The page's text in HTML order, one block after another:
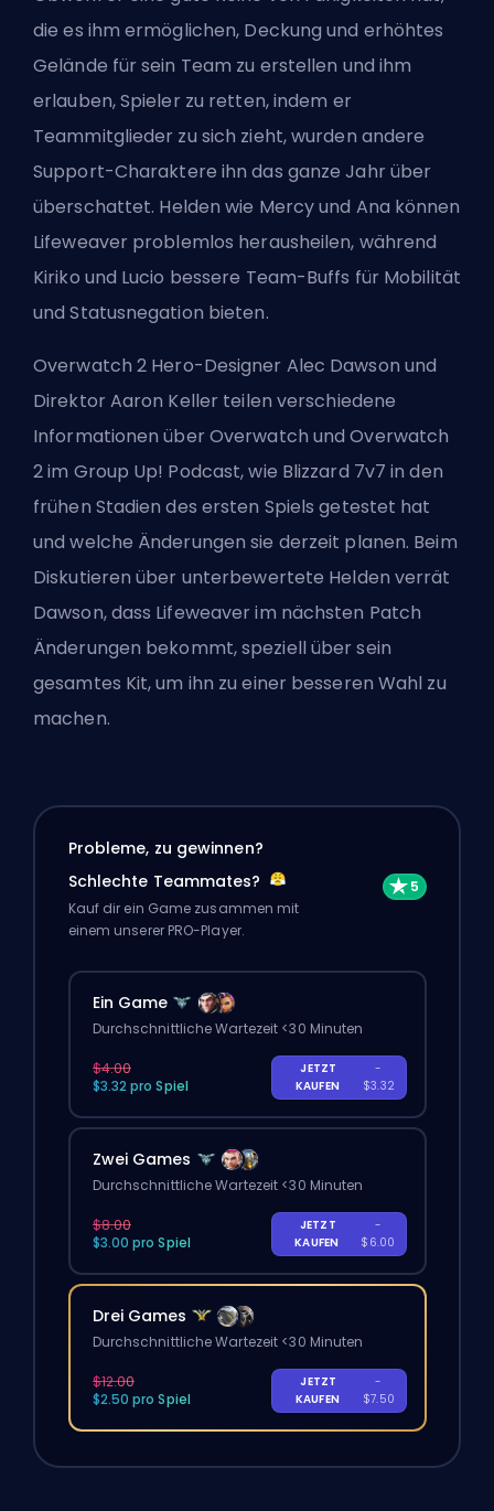
die es ihm ermöglichen, Deckung und erhöhtes
Gelände für sein Team zu erstellen und ihm
erlauben, Spieler zu retten, indem er
Teammitglieder zu sich zieht, wurden andere
Support-Charaktere ihn das ganze Jahr über
überschattet. Heldenwie Mercy und Ana können
Lifeweaver problemlos herausheilen, während
Kiriko und Lucio bessere Team-Buffs für Mobilität
und Statusnegation bieten.
Overwatch 2 Hero-Designer Alec Dawson und
Direktor Aaron Keller teilen verschiedene
Informationen über Overwatch und Overwatch
2 im Group Up! Podcast, wie Blizzard 7v7 in den
frühen Stadien des ersten Spiels getestet hat
und welche Änderungen sie derzeit planen. Beim
Diskutieren über unterbewertete Helden verrät
Dawson, dass Lifeweaver im nächsten Patch
Änderungen bekommt, speziell über sein
gesamtes Kit, um ihn zu einer besseren Wahl zu
machen.
Probleme, zu gewinnen?
Schlechte Teammates?
Kauf dir ein Game zusammen mit
einem unserer PRO-Player.
Ein Game
Durchschnittliche Wartezeit <30 Minuten
$4.00
$3.32 pro Spiel
JETZT
KAUFEN
-
$3.32
Zwei Games
Durchschnittliche Wartezeit <30 Minuten
$8.00
$3.00 pro Spiel
JETZT
KAUFEN
-
$6.00
Drei Games
Durchschnittliche Wartezeit <30 Minuten
$12.00
$2.50 pro Spiel
JETZT
KAUFEN
-
$7.50